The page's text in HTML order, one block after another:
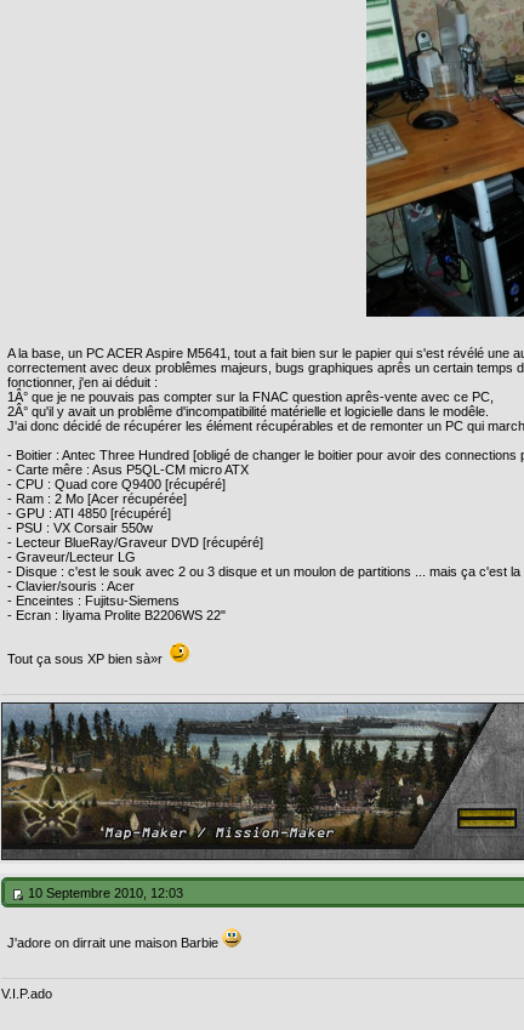
A la base, un PC ACER Aspire M5641, tout a fait bien sur le papier qui s'est révélé
correctement avec deux problêmes majeurs, bugs graphiques aprês un certain temps
fonctionner, j'en ai déduit :
1Â° que je ne pouvais pas compter sur la FNAC question aprês-vente avec ce PC,
2Â° qu'il y avait un problême d'incompatibilité matérielle et logicielle dans le modêle.
J'ai donc décidé de récupérer les élément récupérables et de remonter un PC qui
- Boitier : Antec Three Hundred [obligé de changer le boitier pour avoir des connections
- Carte mêre : Asus P5QL-CM micro ATX
- CPU : Quad core Q9400 [récupéré]
- Ram : 2 Mo [Acer récupérée]
- GPU : ATI 4850 [récupéré]
- PSU : VX Corsair 550w
- Lecteur BlueRay/Graveur DVD [récupéré]
- Graveur/Lecteur LG
- Disque : c'est le souk avec 2 ou 3 disque et un moulon de partitions ... mais ça c'est la
- Clavier/souris : Acer
- Enceintes : Fujitsu-Siemens
- Ecran : Iiyama Prolite B2206WS 22"
Tout ça sous XP bien sà»r
10 Septembre 2010, 12:03
J'adore on dirrait une maison Barbie
V.I.P.ado